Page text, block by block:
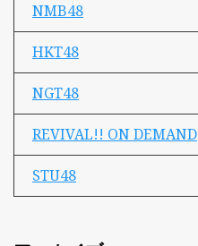
NMB48
HKT48
NGT48
REVIVAL!! ON DEMAND
STU48